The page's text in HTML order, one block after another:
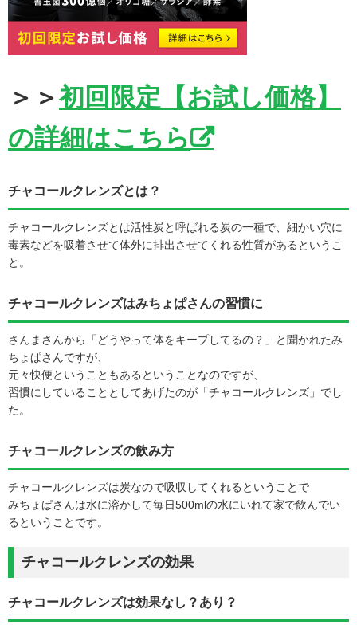
＞＞初回限定【お試し価格】
の詳細はこちら
チャコールクレンズとは？
チャコールクレンズとは活性炭と呼ばれる炭の一種で、細かい穴に
毒素などを吸着させて体外に排出させてくれる性質があるというこ
と。
チャコールクレンズはみちょぱさんの習慣に
さんまさんから「どうやって体をキープしてるの？」と聞かれたみ
ちょぱさんですが、
元々快便ということもあるということなのですが、
習慣にしていることとしてあげたのが「チャコールクレンズ」でし
た。
チャコールクレンズの飲み方
チャコールクレンズは炭なので吸収してくれるということで
みちょぱさんは水に溶かして毎日500mlの水にいれて家で飲んでい
るということです。
チャコールクレンズの効果
チャコールクレンズは効果なし？あり？